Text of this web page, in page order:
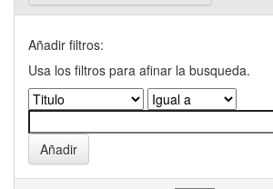
Añadir filtros:
Usa los filtros para afinar la busqueda.